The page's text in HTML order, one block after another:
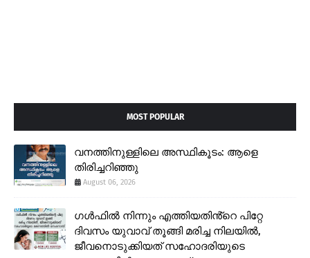
MOST POPULAR
വനത്തിനുള്ളിലെ അസ്ഥികൂടം: ആളെ
തിരിച്ചറിഞ്ഞു
August 06, 2026
ഗൾഫിൽ നിന്നും എത്തിയതിൻ്റെ പിറ്റേ
ദിവസം യുവാവ് തൂങ്ങി മരിച്ച നിലയിൽ,
ജീവനൊടുക്കിയത് സഹോദരിയുടെ